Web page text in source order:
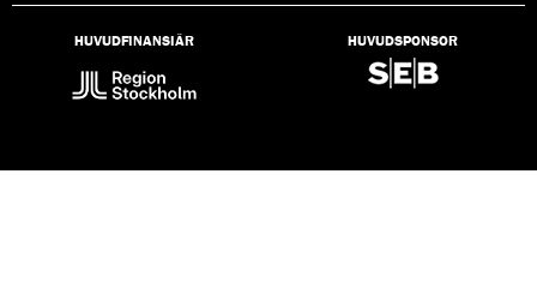
HUVUDFINANSIÄR HUVUDSPONSOR
Talande